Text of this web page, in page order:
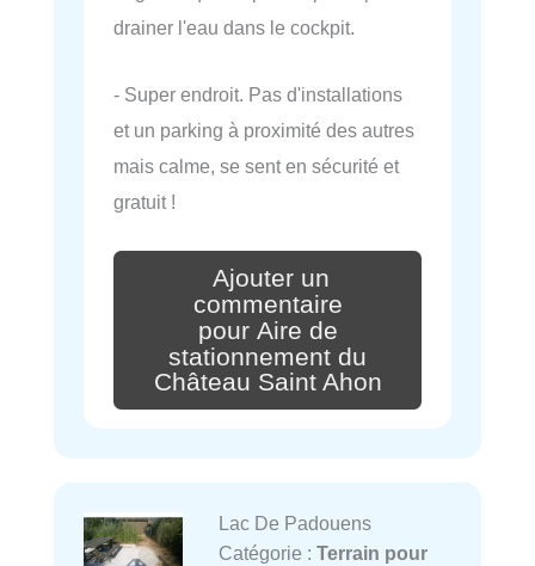
drainer l'eau dans le cockpit.
- Super endroit. Pas d'installations
et un parking à proximité des autres
mais calme, se sent en sécurité et
gratuit !
Ajouter un
commentaire
pour Aire de
stationnement du
Château Saint Ahon
Lac De Padouens
Catégorie : Terrain pour